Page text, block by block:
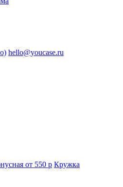
hello@youcase.ru
от 550 p Кружка